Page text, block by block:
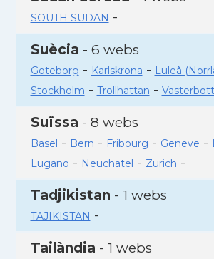
SOUTH SUDAN -
Suècia - 6 webs
Goteborg - Karlskrona - Luleå
Stockholm - Trollhattan -
Suïssa - 8 webs
Basel - Bern - Fribourg - Geneve -
Lugano - Neuchatel - Zurich -
Tadjikistan - 1 webs
TAJIKISTAN -
Tailàndia - 1 webs